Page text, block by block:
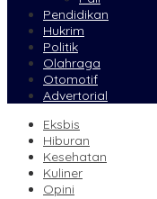
Pendidikan
Hukrim
Politik
Olahraga
Otomotif
Advertorial
Eksbis
Hiburan
Kesehatan
Kuliner
Opini